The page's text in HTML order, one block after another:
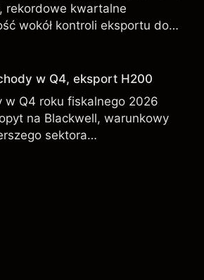
rekordowe kwartalne
wokół kontroli eksportu do
w Q4, eksport H200
w Q4 roku fiskalnego 2026
na Blackwell, warunkowy
sektora
akcji.